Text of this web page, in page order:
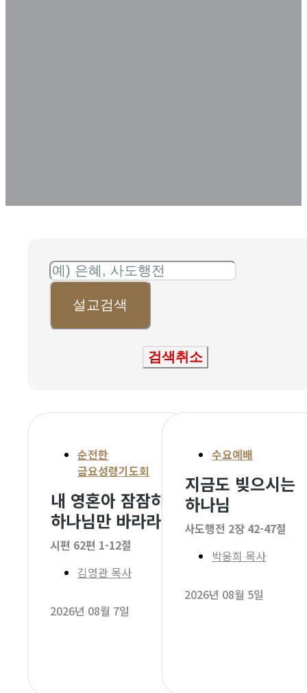
설교검색
검색취소
순전한
금요성령기도회
내 영혼아 잠잠히
하나님만 바라라
시편 62편 1-12절
김영관 목사
2026년 08월 7일
수요예배
지금도 빚으시는
하나님
사도행전 2장 42-47절
박웅희 목사
2026년 08월 5일